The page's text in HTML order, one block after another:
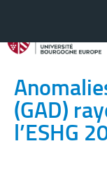
22 MAI 2024
L’équipe
(GAD)
l’ESHG